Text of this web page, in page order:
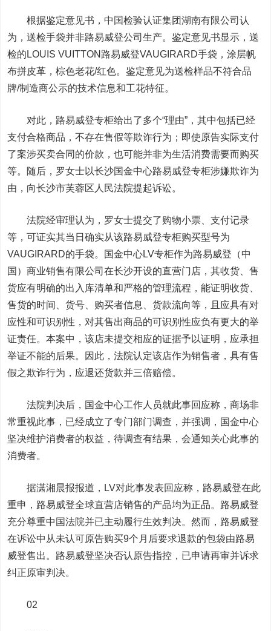
根据鉴定意见书，中国检验认证集团湖南有限公司认
为，送检手袋并非路易威登公司生产。鉴定意见书显示，送
检的LOUIS VUITTON路易威登VAUGIRARD手袋，涂层帆
布拼皮革，棕色老花/红色。鉴定意见为送检样品不符合品
牌/制造商公示的技术信息和工花特征。
对此，路易威登专柜给出了多个“理由”，其中包括已经
支付合格商品，不存在售假等欺诈行为；即使原告实际支付
了案涉买卖合同的价款，也可能并非为生活消费需要而购买
等。随后，罗女士以长沙国金中心路易威登专柜涉嫌欺诈为
由，向长沙市芙蓉区人民法院提起诉讼。
法院经审理认为，罗女士提交了购物小票、支付记录
等，可证实其当日确实从该路易威登专柜购买型号为
VAUGIRARD的手袋。国金中心LV专柜作为路易威登（中
国）商业销售有限公司在长沙开设的直营门店，其收货、售
货应有明确的出入库清单和严格的管理流程，能证明收货、
售货的时间、货号、购买者信息、货款流向等，且应具有对
应性和可识别性，对其售出商品的可识别性应负有更大的举
证责任。本案中，该店未提交相应的证据予以证明，应承担
举证不能的后果。因此，法院认定该店作为销售者，具有售
假之欺诈行为，应退还货款并三倍赔偿。
法院判决后，国金中心工作人员就此事回应称，商场非
常重视此事，已经成立了专门部门调查，并强调，国金中心
坚决维护消费者的权益，待调查有结果，会通知关心此事的
消费者。
据潇湘晨报报道，LV对此事发表回应称，路易威登在此
重申，路易威登全球直营店销售的产品均为正品。路易威登
充分尊重中国法院并已主动履行生效判决。然而，路易威登
在诉讼中从未认可原告购买9个月后要求退款的包袋由路易
威登售出。路易威登坚决否认原告指控，已申请再审并诉求
纠正原审判决。
02